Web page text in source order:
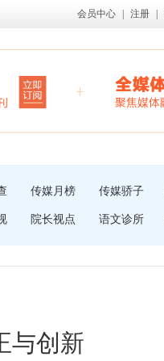
会员中心 注册
传媒月榜 传媒骄子
院长视点 语文诊所
与创新